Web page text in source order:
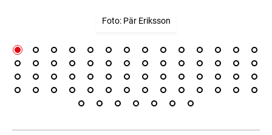
Foto: Pär Eriksson